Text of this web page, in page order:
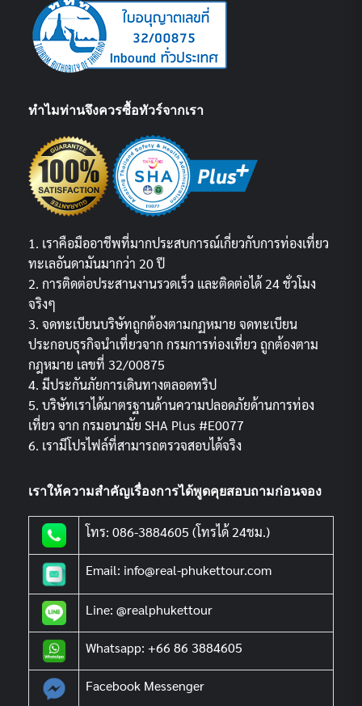
ทำไมท่านจึงควรซื้อทัวร์จากเรา
1. เราคือมืออาชีพที่มากประสบการณ์เกี่ยวกับการท่องเที่ยว
ทะเลอันดามันมากว่า 20 ปี
2. การติดต่อประสานงานรวดเร็ว และติดต่อได้ 24 ชั่วโมง
จริงๆ
3. จดทะเบียนบริษัทถูกต้องตามกฏหมาย จดทะเบียน
ประกอบธุรกิจนำเที่ยวจาก กรมการท่องเที่ยว ถูกต้องตาม
กฎหมาย เลขที่ 32/00875
4. มีประกันภัยการเดินทางตลอดทริป
5. บริษัทเราได้มาตรฐานด้านความปลอดภัยด้านการท่อง
เที่ยว จาก กรมอนามัย SHA Plus #E0077
6. เรามีโปรไฟล์ที่สามารถตรวจสอบได้จริง
เราให้ความสำคัญเรื่องการได้พูดคุยสอบถามก่อนจอง
โทร: 086-3884605 (โทรได้ 24ชม.)
Email: info@real-phukettour.com
Line: @realphukettour
Whatsapp: +66 86 3884605
Facebook Messenger